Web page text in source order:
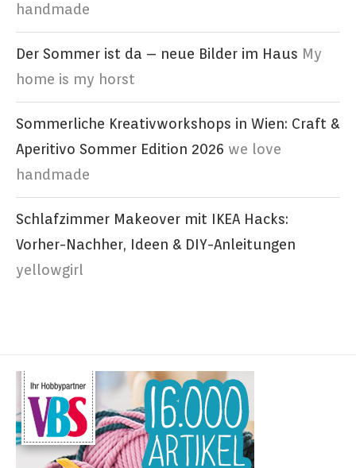
handmade
Der Sommer ist da – neue Bilder im Haus My
home is my horst
Sommerliche Kreativworkshops in Wien: Craft &
Aperitivo Sommer Edition 2026 we love
handmade
Schlafzimmer Makeover mit IKEA Hacks:
Vorher-Nachher, Ideen & DIY-Anleitungen
yellowgirl